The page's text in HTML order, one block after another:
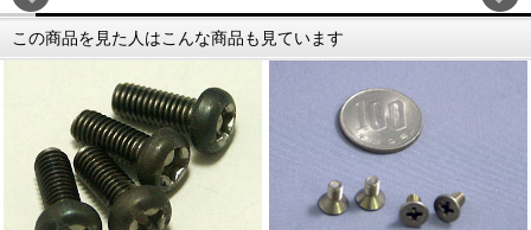
この商品を見た人はこんな商品も見ています